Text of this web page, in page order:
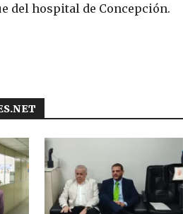
del hospital de Concepción.